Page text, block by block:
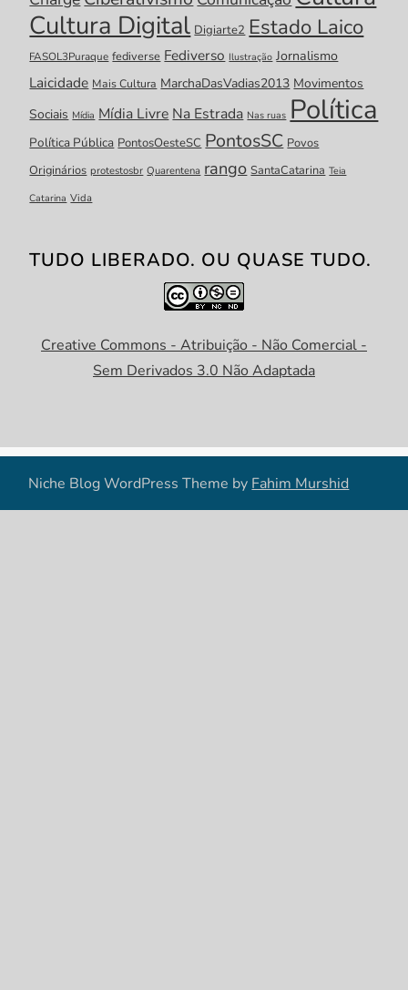
Cultura Digital Digiarte2 Estado Laico
FASOL3Puraque fediverse Fediverso Ilustração Jornalismo
Laicidade Mais Cultura MarchaDasVadias2013 Movimentos
Sociais Mídia Mídia LivreNa Estrada Nas ruas Política
Política Pública PontosOesteSC PontosSC Povos
Originários protestosbr Quarentena rango SantaCatarina Teia
Catarina Vida
TUDO LIBERADO. OU QUASE TUDO.
Creative Commons - Atribuição - Não Comercial -
Sem Derivados 3.0 Não Adaptada
Niche Blog WordPress Theme byFahim Murshid